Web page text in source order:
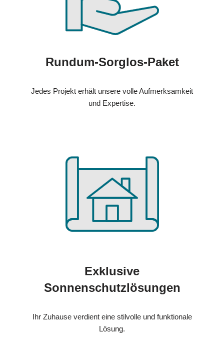
Rundum-Sorglos-Paket
Jedes Projekt erhält unsere volle Aufmerksamkeit
und Expertise.
Exklusive
Sonnenschutzlösungen
Ihr Zuhause verdient eine stilvolle und funktionale
Lösung.